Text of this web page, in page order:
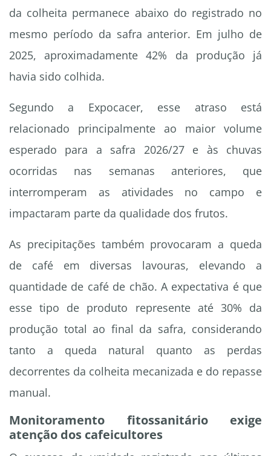
da colheita permanece abaixo do registrado no
mesmo período da safra anterior. Em julho de
2025, aproximadamente 42% da produção já
havia sido colhida.
Segundo a Expocacer, esse atraso está
relacionado principalmente ao maior volume
esperado para a safra 2026/27 e às chuvas
ocorridas nas semanas anteriores, que
interromperam as atividades no campo e
impactaram parte da qualidade dos frutos.
As precipitações também provocaram a queda
de café em diversas lavouras, elevando a
quantidade de café de chão. A expectativa é que
esse tipo de produto represente até 30% da
produção total ao final da safra, considerando
tanto a queda natural quanto as perdas
decorrentes da colheita mecanizada e do repasse
manual.
Monitoramento fitossanitário exige
atenção dos cafeicultores